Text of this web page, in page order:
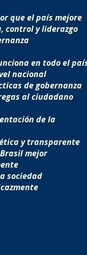
que el país mejore
control y liderazgo
en todo el
nacional
de gobernanza
al ciudadano
de la
y transparente
mejor
sociedad